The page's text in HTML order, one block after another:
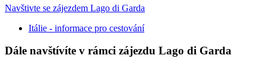
Navštivte se zájezdem Lago di Garda
Itálie - informace pro cestování
Dále navštívíte v rámci zájezdu Lago di Garda